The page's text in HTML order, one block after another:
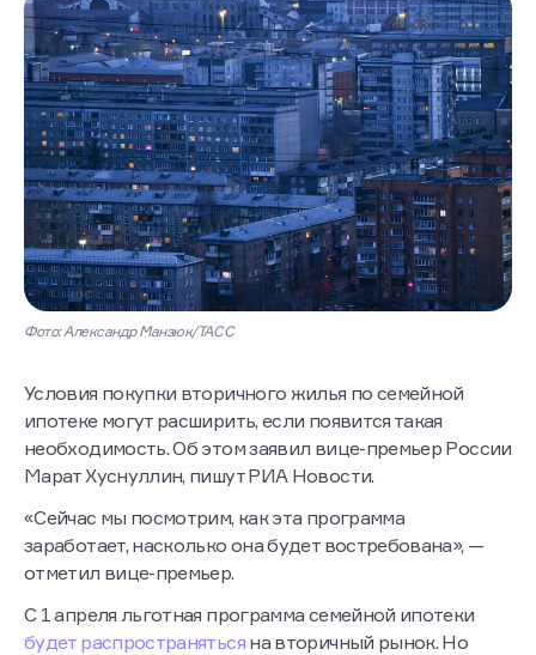
Фото: Александр Манзюк/ТАСС
Условия покупки вторичного жилья по семейной
ипотеке могут расширить, если появится такая
необходимость. Об этом заявил вице-премьер России
Марат Хуснуллин, пишут РИА Новости.
«Сейчас мы посмотрим, как эта программа
заработает, насколько она будет востребована», —
отметил вице-премьер.
С 1 апреля льготная программа семейной ипотеки
будет распространятьсяна вторичный рынок. Но